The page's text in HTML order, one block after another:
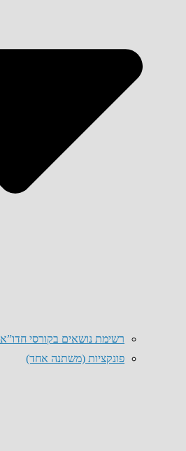
רשימת נושאים בקורסי חדו”א
פונקציות (משתנה אחד)